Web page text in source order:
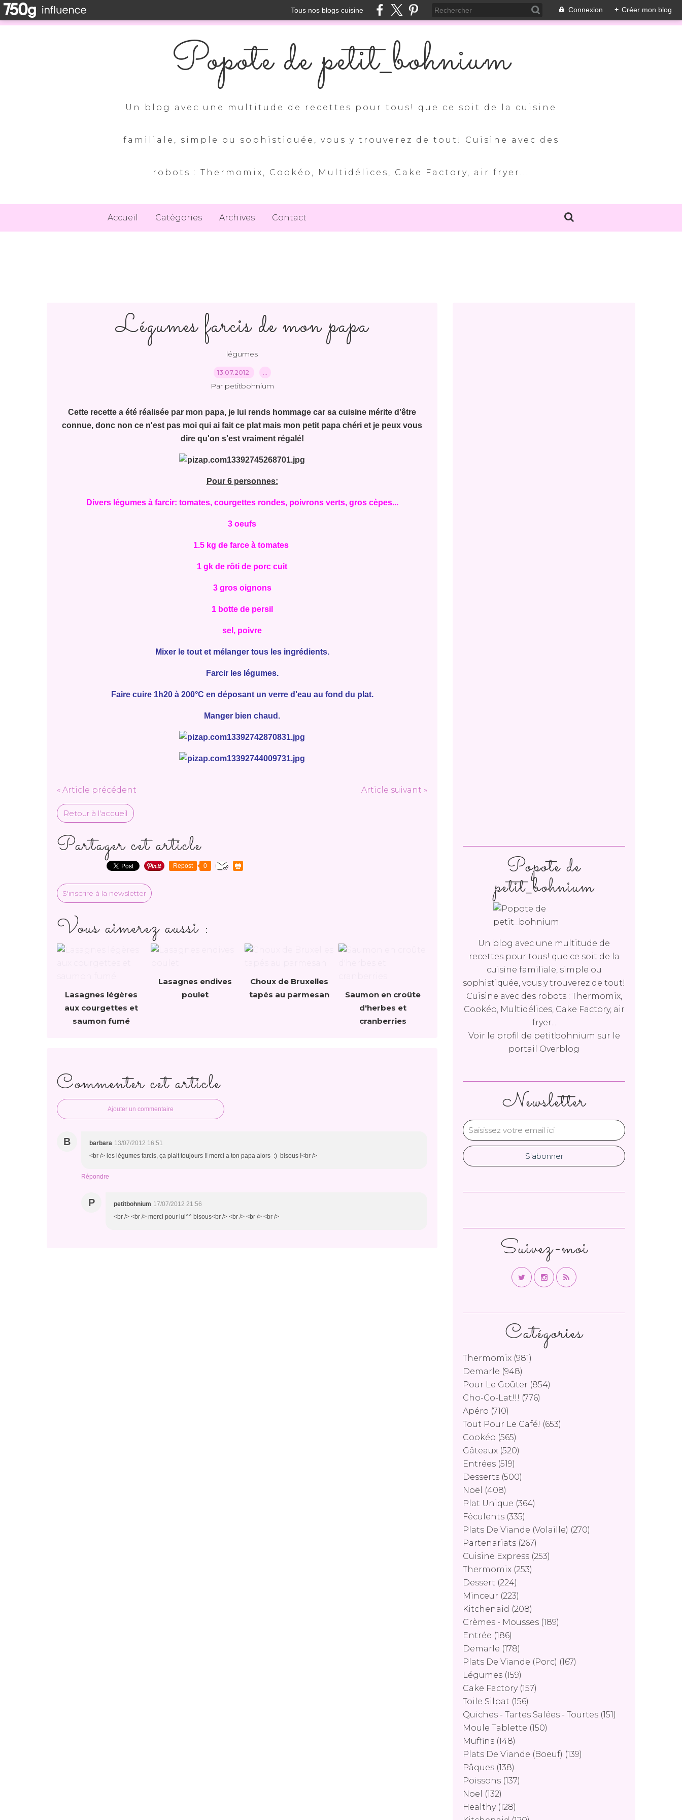
Tous nos blogs cuisine Connexion + Créer mon blog
Popote de petit_bohnium
Un blog avec une multitude de recettes pour tous! que ce soit de la cuisine
familiale, simple ou sophistiquée, vous y trouverez de tout! Cuisine avec des
robots : Thermomix, Cookéo, Multidélices, Cake Factory, air fryer...
Accueil Catégories Archives Contact
Légumes farcis de mon papa
légumes
13.07.2012 …
Par petitbohnium
Cette recette a été réalisée par mon papa, je lui rends hommage car sa cuisine mérite d'être
connue, donc non ce n'est pas moi qui ai fait ce plat mais mon petit papa chéri et je peux vous
dire qu'on s'est vraiment régalé!
Pour 6 personnes:
Divers légumes à farcir: tomates, courgettes rondes, poivrons verts, gros cèpes...
3 oeufs
1.5 kg de farce à tomates
1 gk de rôti de porc cuit
3 gros oignons
1 botte de persil
sel, poivre
Mixer le tout et mélanger tous les ingrédients.
Farcir les légumes.
Faire cuire 1h20 à 200°C en déposant un verre d'eau au fond du plat.
Manger bien chaud.
« Article précédent Article suivant »
Retour à l'accueil
Partager cet article
Repost 0
S'inscrire à la newsletter
Vous aimerez aussi :
Lasagnes légères
aux courgettes et
saumon fumé
Lasagnes endives
poulet
Choux de Bruxelles
tapés au parmesan
Saumon en croûte
d'herbes et
cranberries
Commenter cet article
Ajouter un commentaire
B barbara 13/07/2012 16:51
<br /> les légumes farcis, ça plait toujours !! merci a ton papa alors :) bisous !<br />
Répondre
P petitbohnium 17/07/2012 21:56
<br /> <br /> merci pour lui^^ bisous<br /> <br /> <br /> <br />
Newsletter
Catégories
Thermomix (981)
Demarle (948)
Pour Le Goûter (854)
Cho-Co-Lat!!! (776)
Apéro (710)
Tout Pour Le Café! (653)
Cookéo (565)
Gâteaux (520)
Entrées (519)
Desserts (500)
Noël
(408)
Plat Unique (364)
Féculents (335)
Plats De Viande (volaille) (270)
Partenariats (267)
Cuisine Express (253)
Thermomix (253)
Dessert (224)
Minceur (223)
Kitchenaid (208)
Crèmes - Mousses (189)
Entrée (186)
Demarle (178)
Plats De Viande (porc) (167)
Légumes (159)
Cake Factory(157)
Toile Silpat (156)
Quiches - Tartes Salées - Tourtes (151)
Moule Tablette (150)
Muffins (148)
Plats De Viande (boeuf) (139)
Pâques (138)
Poissons (137)
Noel
(132)
Healthy(128)
Popote de
petit_bohnium
Un blog avec une multitude de
recettes pour tous! que ce soit de la
cuisine familiale, simple ou
sophistiquée, vous y trouverez de tout!
Cuisine avec des robots : Thermomix,
Cookéo, Multidélices, Cake Factory, air
fryer...
Voir le profil de petitbohnium sur le
portail Overblog
Suivez-moi